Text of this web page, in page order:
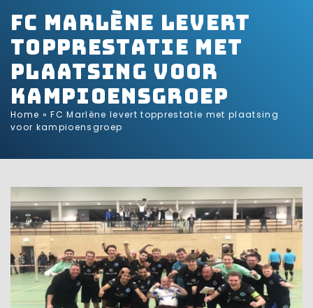
FC Marlène levert
topprestatie met
plaatsing voor
kampioensgroep
Home »FC Marlène levert topprestatie met plaatsing
voor kampioensgroep